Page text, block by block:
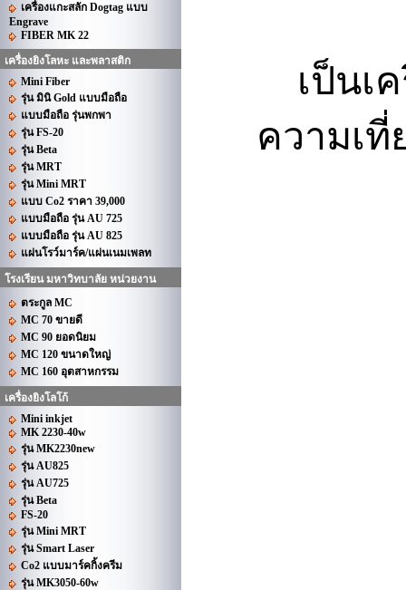
เครื่องแกะสลัก Dogtag แบบ
Engrave
FIBER MK 22
เครื่องยิงโลหะ และพลาสติก
Mini Fiber
รุ่น มินิ Gold แบบมือถือ
แบบมือถือ รุ่นพกพา
รุ่น FS-20
รุ่น Beta
รุ่น MRT
รุ่น Mini MRT
แบบ Co2 ราคา 39,000
แบบมือถือ รุ่น AU 725
แบบมือถือ รุ่น AU 825
แผ่นโรว์มาร์ค/แผ่นเนมเพลท
โรงเรียน มหาวิทบาลัย หน่วยงาน
ตระกูล MC
MC 70 ขายดี
MC 90 ยอดนิยม
MC 120 ขนาดใหญ่
MC 160 อุตสาหกรรม
เครื่องยิงโลโก้
Mini inkjet
MK 2230-40w
รุ่น MK2230new
รุ่น AU825
รุ่น AU725
รุ่น Beta
FS-20
รุ่น Mini MRT
รุ่น Smart Laser
Co2 แบบมาร์คกิ้งครีม
รุ่น MK3050-60w
เป็นเ
ความเที่